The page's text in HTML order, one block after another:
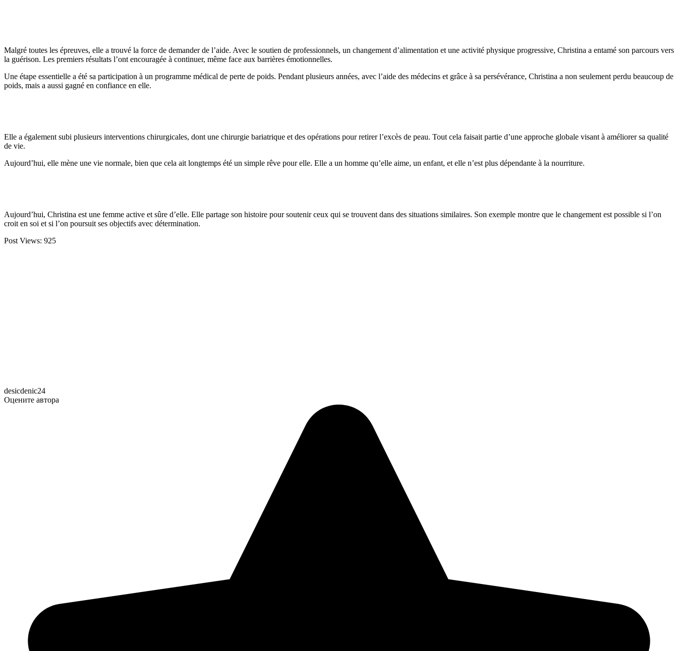
Malgré toutes les épreuves, elle a trouvé la force de demander de l’aide. Avec le soutien de professionnels, un changement d’alimentation et une activité physique progressive, Christina a entamé son parcours vers
la guérison. Les premiers résultats l’ont encouragée à continuer, même face aux barrières émotionnelles.
Une étape essentielle a été sa participation à un programme médical de perte de poids. Pendant plusieurs années, avec l’aide des médecins et grâce à sa persévérance, Christina a non seulement perdu beaucoup de
poids, mais a aussi gagné en confiance en elle.
Elle a également subi plusieurs interventions chirurgicales, dont une chirurgie bariatrique et des opérations pour retirer l’excès de peau. Tout cela faisait partie d’une approche globale visant à améliorer sa qualité
de vie.
Aujourd’hui, elle mène une vie normale, bien que cela ait longtemps été un simple rêve pour elle. Elle a un homme qu’elle aime, un enfant, et elle n’est plus dépendante à la nourriture.
Aujourd’hui, Christina est une femme active et sûre d’elle. Elle partage son histoire pour soutenir ceux qui se trouvent dans des situations similaires. Son exemple montre que le changement est possible si l’on
croit en soi et si l’on poursuit ses objectifs avec détermination.
Post Views: 925
desicdenic24
Оцените автора